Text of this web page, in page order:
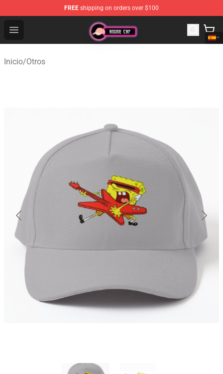
FREE shipping on orders over $100
Open menu
Anime Cap Shop - The Best Store of Anime Cap
Inicio/Otros